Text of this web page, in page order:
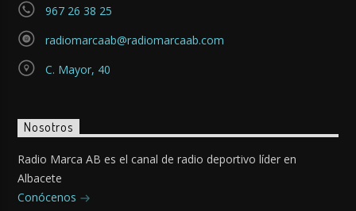
967 26 38 25
radiomarcaab@radiomarcaab.com
C. Mayor, 40
Nosotros
Radio Marca AB es el canal de radio deportivo líder en
Albacete
Conócenos